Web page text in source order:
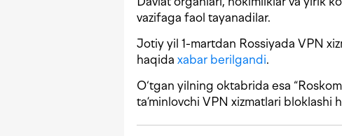
vazifaga faol tayanadilar.
Jotiy yil 1-martdan Rossiyada VPN
haqida xabar berilgandi.
O‘tgan yilning oktabrida esa
ta’minlovchi VPN xizmatlari bloklashi